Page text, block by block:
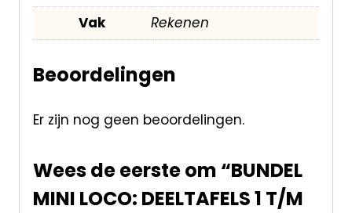
Vak Rekenen
Beoordelingen
Er zijn nog geen beoordelingen.
Wees de eerste om “BUNDEL
MINI LOCO: DEELTAFELS 1 T/M